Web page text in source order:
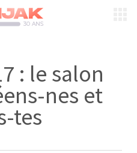
: le salon
nes et
tes